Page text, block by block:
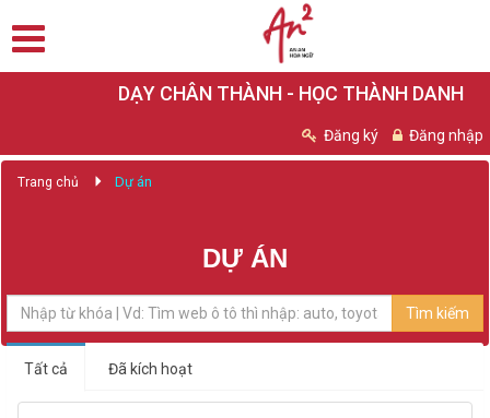
DẠY CHÂN THÀNH - HỌC THÀNH DANH
Đăng ký Đăng nhập
Trang chủ Dự án
DỰ ÁN
Tìm kiếm
Tất cả Đã kích hoạt